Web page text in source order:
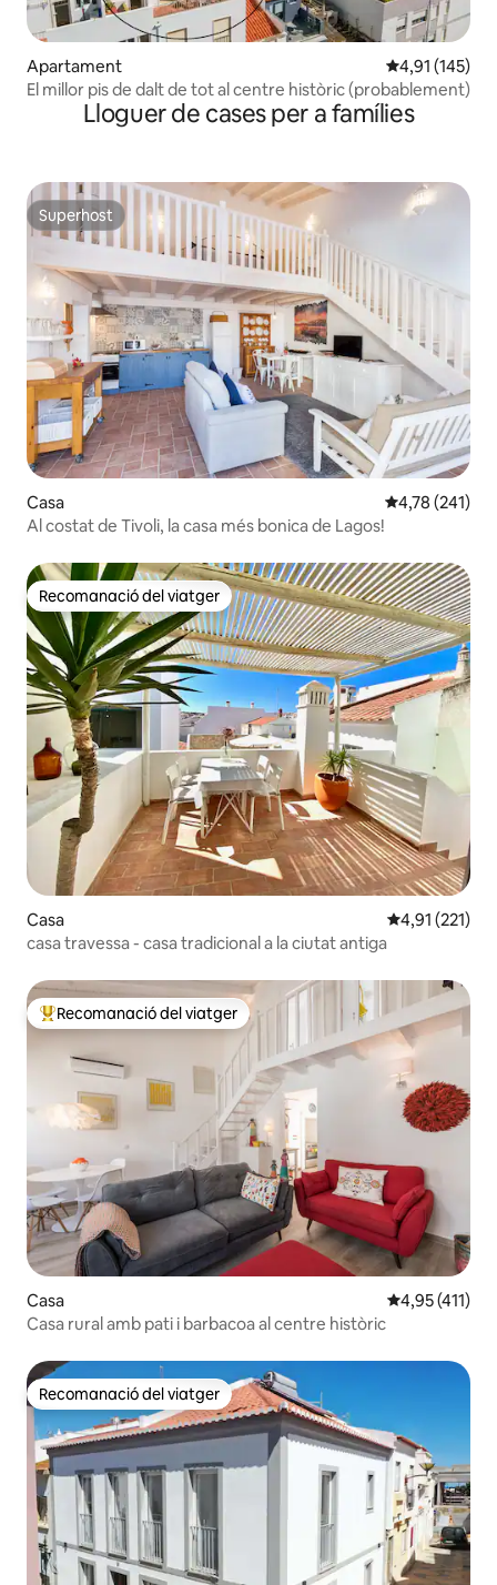
Apartament 4,91 de
4,91 (145)
El millor pis de dalt de tot al centre històric (probablement)
Lloguer de cases per a famílies
Superhost
Superhost
Casa 4,78 de
4,78 (241)
Al costat de Tivoli, la casa més bonica de Lagos!
Recomanació del viatger
Recomanació del viatger
Casa 4,91 de
4,91 (221)
casa travessa - casa tradicional a la ciutat antiga
Principals recomanacions dels viatgers
Recomanació del viatger
Casa 4,95 de
4,95 (411)
Casa rural amb pati i barbacoa al centre històric
Recomanació del viatger
Recomanació del viatger